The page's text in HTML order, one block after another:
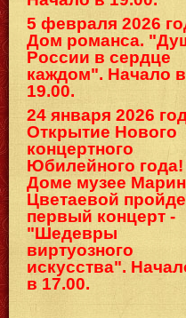
5 февраля 2026
Дом романса.
России в сердце
каждом". Начало в
19.00.
24 января 2026
Открытие Нового
концертного
Юбилейного
Доме музее
Цветаевой
первый концерт -
"Шедевры
виртуозного
искусства".
в 17.00.